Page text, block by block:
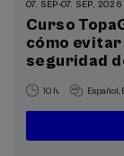
Curso de verano (3)
Programas
La Salud, un
Objetivos de
07. SEP-07. SEP, 2026
Curso
cómo
seguridad
10 h. Español